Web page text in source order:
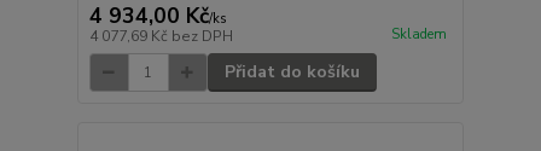
4 934,00 Kč/ks
4 077,69 Kč bez DPH Skladem
Přidat do košíku